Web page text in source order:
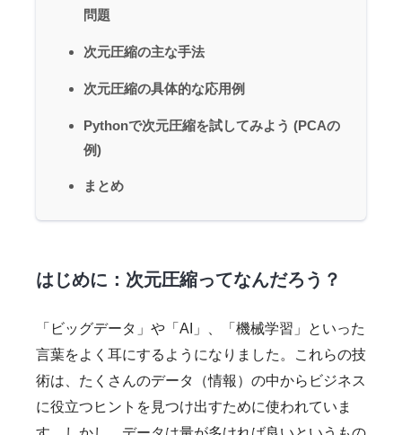
問題
次元圧縮の主な手法
次元圧縮の具体的な応用例
Pythonで次元圧縮を試してみよう (PCAの
例)
まとめ
はじめに：次元圧縮ってなんだろう？
「ビッグデータ」や「AI」、「機械学習」といった
言葉をよく耳にするようになりました。これらの技
術は、たくさんのデータ（情報）の中からビジネス
に役立つヒントを見つけ出すために使われていま